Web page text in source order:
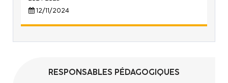
12/11/2024
RESPONSABLES PÉDAGOGIQUES